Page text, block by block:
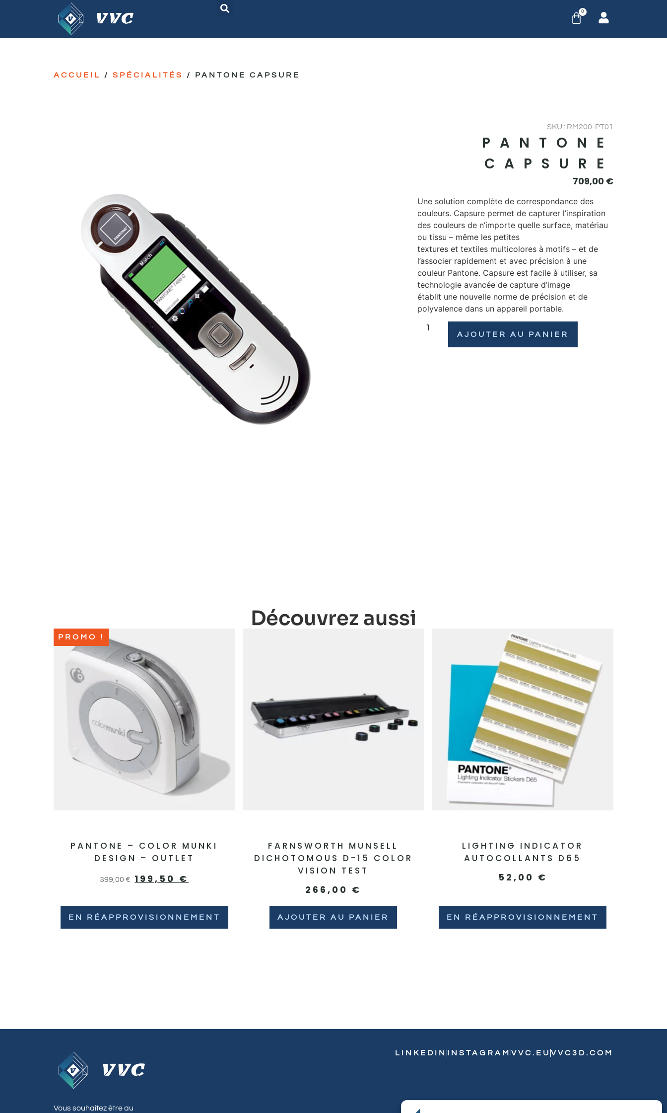
0
ACCUEIL / SPÉCIALITÉS / PANTONE CAPSURE
SKU : RM200-PT01
PANTONE
CAPSURE
709,00 €
Une solution complète de correspondance des
couleurs. Capsure permet de capturer l’inspiration
des couleurs de n’importe quelle surface, matériau
ou tissu – même les petites
textures et textiles multicolores à motifs – et de
l’associer rapidement et avec précision à une
couleur Pantone. Capsure est facile à utiliser, sa
technologie avancée de capture d’image
établit une nouvelle norme de précision et de
polyvalence dans un appareil portable.
AJOUTER AU PANIER
Découvrez aussi
PROMO !
PANTONE – COLOR MUNKI
DESIGN – OUTLET
399,00 € 199,50 €
EN RÉAPPROVISIONNEMENT
FARNSWORTH MUNSELL
DICHOTOMOUS D-15 COLOR
VISION TEST
266,00 €
AJOUTER AU PANIER
LIGHTING INDICATOR
AUTOCOLLANTS D65
52,00 €
EN RÉAPPROVISIONNEMENT
Vous souhaitez être au
LINKEDIN INSTAGRAM VVC.EU VVC3D.COM